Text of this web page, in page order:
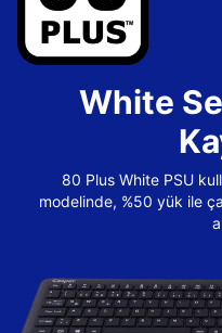
White
80 Plus White PSU
modelinde, %50 yük ile